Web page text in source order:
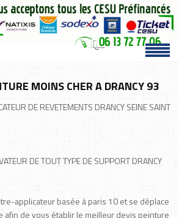
MOINS CHER A DRANCY 93
DE REVETEMENTS DRANCY SEINE SAINT
DE TOUT TYPE DE SUPPORT DRANCY
applicateur basée à paris 10 et se déplace
afin de vous établir le meilleur devis peinture